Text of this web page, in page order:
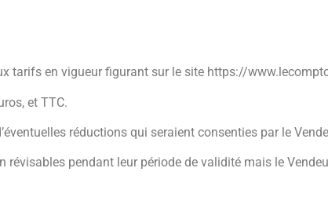
tarifs en vigueur figurant sur le site https://
et TTC.
réductions qui seraient consenties par le
révisables pendant leur période de validité mais le